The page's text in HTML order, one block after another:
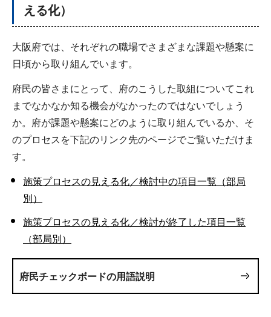
える化）
大阪府では、それぞれの職場でさまざまな課題や懸案に
日頃から取り組んでいます。
府民の皆さまにとって、府のこうした取組についてこれ
までなかなか知る機会がなかったのではないでしょう
か。府が課題や懸案にどのように取り組んでいるか、そ
のプロセスを下記のリンク先のページでご覧いただけま
す。
施策プロセスの見える化／検討中の項目一覧（部局
別）
施策プロセスの見える化／検討が終了した項目一覧
（部局別）
府民チェックボードの用語説明